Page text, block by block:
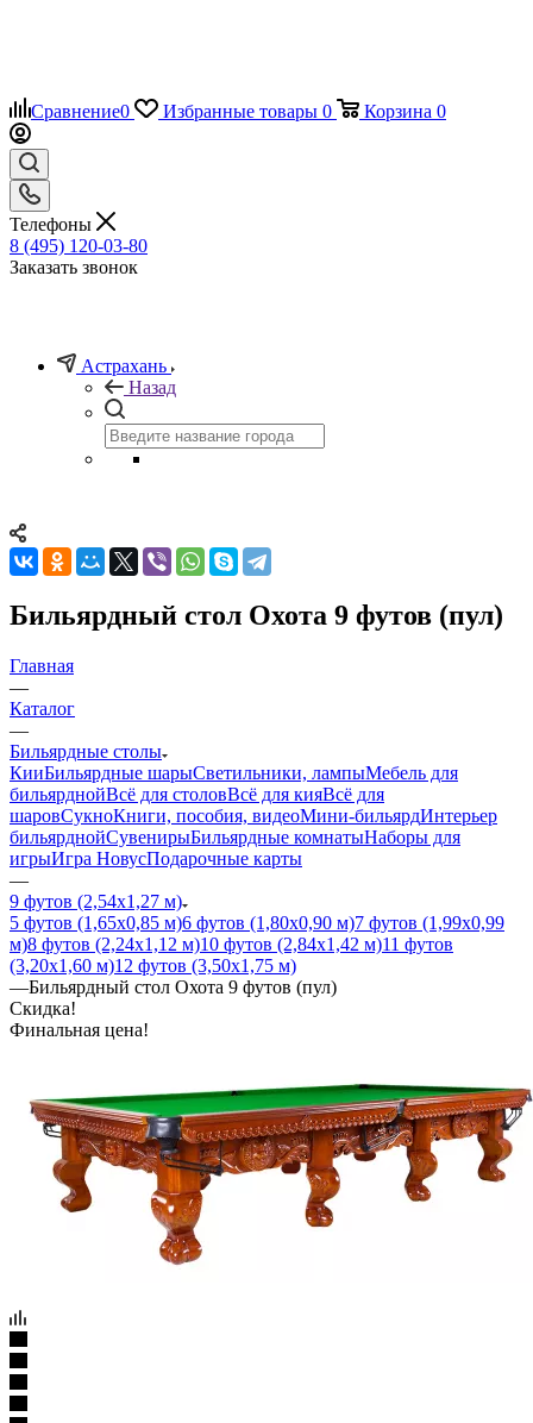
Сравнение0 Избранные товары 0 Корзина 0
Телефоны
8 (495) 120-03-80
Заказать звонок
Астрахань
Назад
Бильярдный стол Охота 9 футов (пул)
Главная
—
Каталог
—
Бильярдные столы
КииБильярдные шарыСветильники, лампыМебель для
бильярднойВсё для столовВсё для кияВсё для
шаровСукноКниги, пособия, видеоМини-бильярдИнтерьер
бильярднойСувенирыБильярдные комнатыНаборы для
игрыИгра НовусПодарочные карты
—
9 футов (2,54х1,27 м)
5 футов (1,65х0,85 м)6 футов (1,80х0,90 м)7 футов (1,99х0,99
м)8 футов (2,24х1,12 м)10 футов (2,84х1,42 м)11 футов
(3,20х1,60 м)12 футов (3,50х1,75 м)
—Бильярдный стол Охота 9 футов (пул)
Скидка!
Финальная цена!